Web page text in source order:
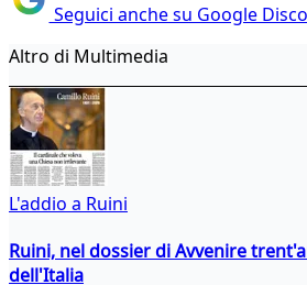
Seguici anche su Google
Altro di Multimedia
L'addio a Ruini
Ruini, nel dossier di Avvenire
dell'Italia